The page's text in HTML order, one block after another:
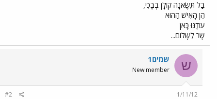
בַּל תִּשֶּׂאנָה קוֹלָן בְּבֶכִי,
הֵן הָאִישׁ הַהוּא
עוֹדֶנּוּ כָּאן
שָׁר לַשָּׁלוֹם...
ש שמים1
New member
1/11/12
#2